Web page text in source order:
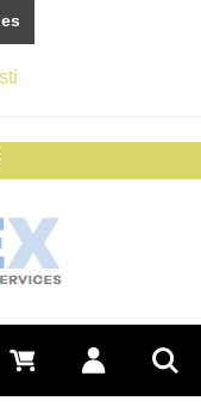
Prihlásiť sa
0 €